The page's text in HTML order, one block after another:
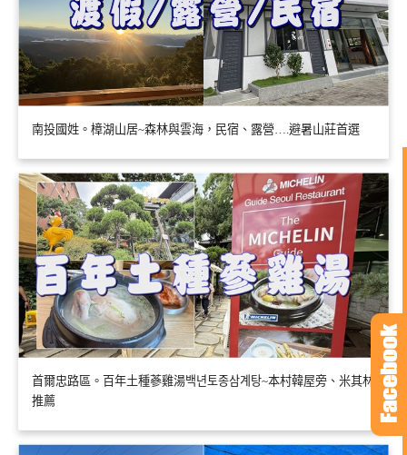
南投國姓。樟湖山居~森林與雲海，民宿、露營….避暑山莊首選
首爾忠路區。百年土種蔘雞湯백년토종삼계탕~本村韓屋旁、米其林
推薦